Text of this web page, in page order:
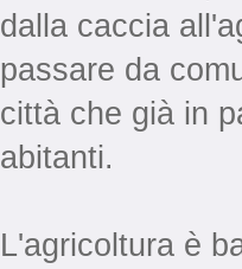
dalla caccia
passare da
città che già in
abitanti.
L'agricoltura è